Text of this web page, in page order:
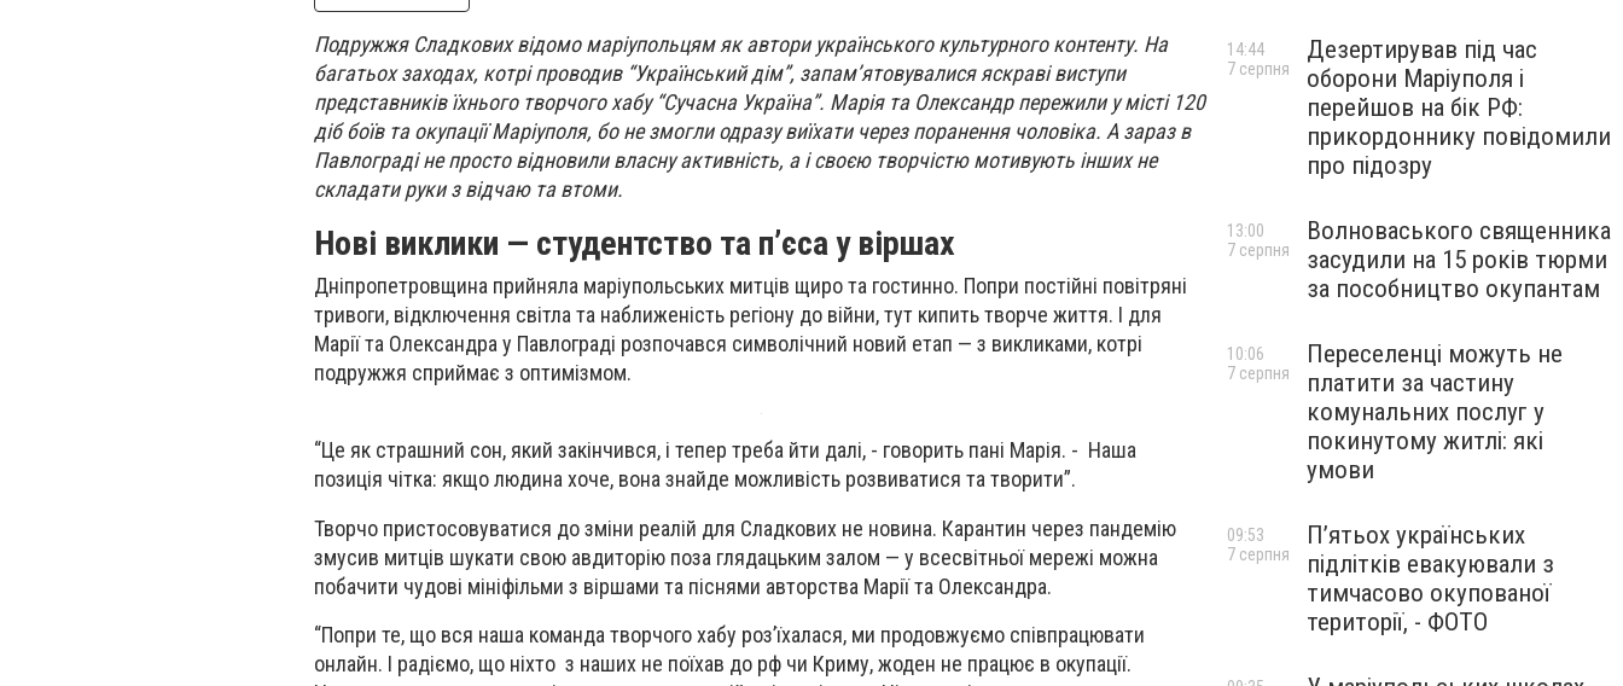
Подружжя Сладкових відомо маріупольцям як автори українського культурного контенту. На
багатьох заходах, котрі проводив “Український дім”, запам’ятовувалися яскраві виступи
представників їхнього творчого хабу “Сучасна Україна”. Марія та Олександр пережили у місті 120
діб боїв та окупації Маріуполя, бо не змогли одразу виїхати через поранення чоловіка. А зараз в
Павлограді не просто відновили власну активність, а і своєю творчістю мотивують інших не
складати руки з відчаю та втоми.
Нові виклики — студентство та п’єса у віршах
Дніпропетровщина прийняла маріупольських митців щиро та гостинно. Попри постійні повітряні
тривоги, відключення світла та наближеність регіону до війни, тут кипить творче життя. І для
Марії та Олександра у Павлограді розпочався символічний новий етап — з викликами, котрі
подружжя сприймає з оптимізмом.
“Це як страшний сон, який закінчився, і тепер треба йти далі, - говорить пані Марія. - Наша
позиція чітка: якщо людина хоче, вона знайде можливість розвиватися та творити”.
Творчо пристосовуватися до зміни реалій для Сладкових не новина. Карантин через пандемію
змусив митців шукати свою авдиторію поза глядацьким залом — у всесвітньої мережі можна
побачити чудові мініфільми з віршами та піснями авторства Марії та Олександра.
“Попри те, що вся наша команда творчого хабу роз’їхалася, ми продовжуємо співпрацювати
онлайн. І радіємо, що ніхто з наших не поїхав до рф чи Криму, жоден не працює в окупації.
Дезертирував під час
оборони Маріуполя і
перейшов на бік РФ:
прикордоннику повідомили
про підозру
14:44
7 серпня
Волноваського священника
засудили на 15 років тюрми
за пособництво окупантам
13:00
7 серпня
Переселенці можуть не
платити за частину
комунальних послуг у
покинутому житлі: які
умови
10:06
7 серпня
П’ятьох українських
підлітків евакуювали з
тимчасово окупованої
території, - ФОТО
09:53
7 серпня